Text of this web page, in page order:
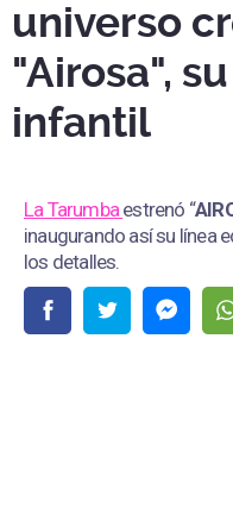
universo
"Airosa",
infantil
La Tarumba estrenó “
inaugurando así su línea
los detalles.